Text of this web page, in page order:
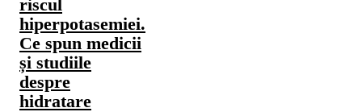
riscul
hiperpotasemiei.
Ce spun medicii
și studiile
despre
hidratare